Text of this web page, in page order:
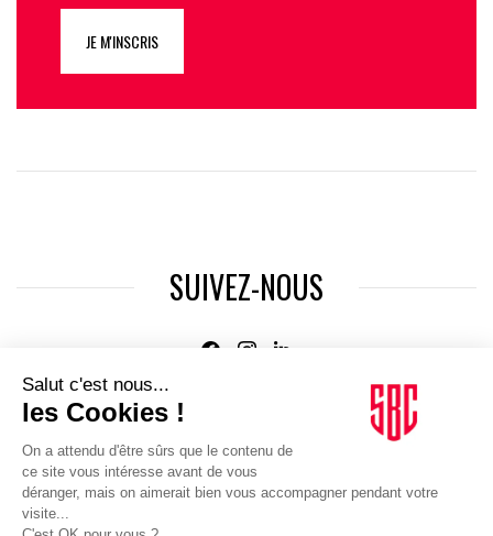
JE M'INSCRIS
SUIVEZ-NOUS